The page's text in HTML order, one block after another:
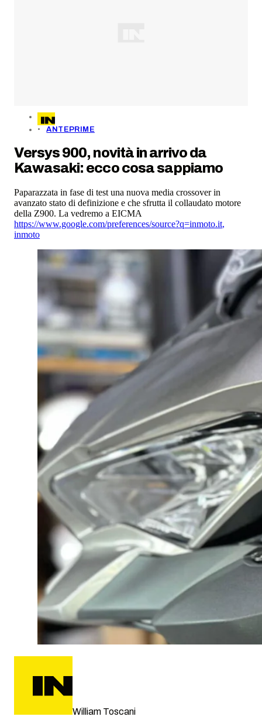
ANTEPRIME
Versys 900, novità in arrivo da
Kawasaki: ecco cosa sappiamo
Paparazzata in fase di test una nuova media crossover in
avanzato stato di definizione e che sfrutta il collaudato motore
della Z900. La vedremo a EICMA
https://www.google.com/preferences/source?q=inmoto.it,
inmoto
William Toscani